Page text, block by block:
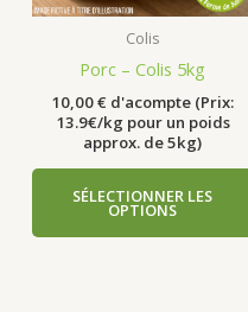
Colis
Porc – Colis 5kg
10,00€ d'acompte (Prix:
13.9€/kg pour un poids
approx. de 5kg)
SÉLECTIONNER LES
OPTIONS